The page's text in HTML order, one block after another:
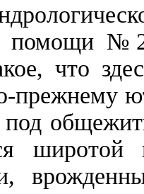
помощи
что
под